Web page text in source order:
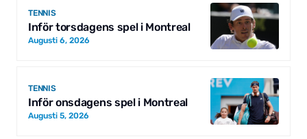
TENNIS
Inför torsdagens spel i Montreal
Augusti 6, 2026
TENNIS
Inför onsdagens spel i Montreal
Augusti 5, 2026